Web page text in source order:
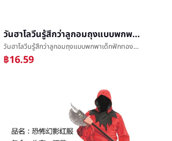
วันฮาโลวีนรู้สึกว่าลูกอมถุงแบบพกพาเด็กฟักทองถุงสนทนาน้ำตาลแบบพกพาบาร์เรลวันฮาโลวีนเครื่องประดับอุปกรณ์ประกอบฉากลูกอมตะกร้า
วันฮาโลวีนรู้สึกว่าลูกอมถุงแบบพกพาเด็กฟักทองถุงสนทนาน้ำตาลแบบพกพาบาร์เรลวันฮาโลวีนเครื่องประดับอุปกรณ์ประกอบฉากลูกอมตะกร้า
฿16.59